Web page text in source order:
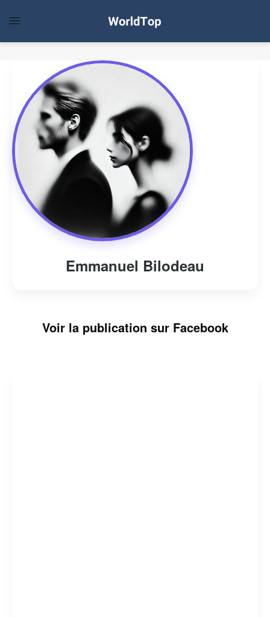
Emmanuel Bilodeau
Voir la publication sur Facebook